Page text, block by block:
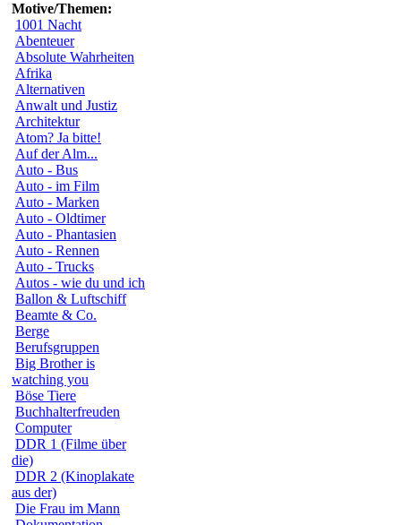
Motive/Themen:
1001 Nacht
Abenteuer
Absolute Wahrheiten
Afrika
Alternativen
Anwalt und Justiz
Architektur
Atom? Ja bitte!
Auf der Alm...
Auto - Bus
Auto - im Film
Auto - Marken
Auto - Oldtimer
Auto - Phantasien
Auto - Rennen
Auto - Trucks
Autos - wie du und ich
Ballon & Luftschiff
Beamte & Co.
Berge
Berufsgruppen
Big Brother is
watching you
Böse Tiere
Buchhalterfreuden
Computer
DDR 1 (Filme über
die)
DDR 2 (Kinoplakate
aus der)
Die Frau im Mann